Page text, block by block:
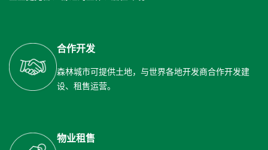
合作开发
森林城市可提供土地，与世界各地开发商合作开发建
设、租售运营。
物业租售